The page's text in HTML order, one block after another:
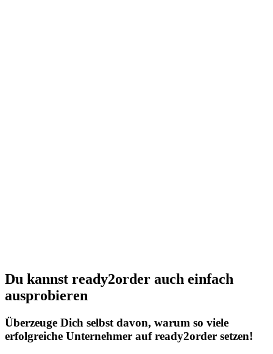
Du kannst ready2order auch einfach
ausprobieren
Überzeuge Dich selbst davon, warum so viele
erfolgreiche Unternehmer auf ready2order setzen!